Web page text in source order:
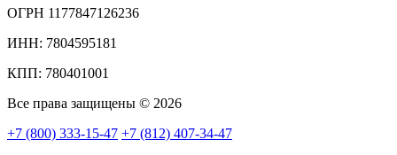
ОГРН 1177847126236
ИНН: 7804595181
КПП: 780401001
Все права защищены © 2026
+7 (800) 333-15-47 +7 (812) 407-34-47